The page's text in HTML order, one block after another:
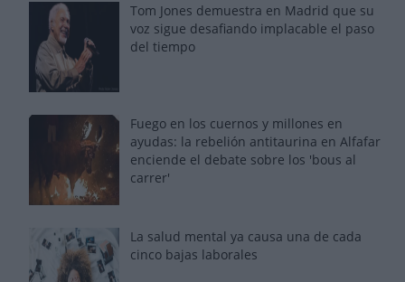
Tom Jones demuestra en Madrid que su
voz sigue desafiando implacable el paso
del tiempo
Fuego en los cuernos y millones en
ayudas: la rebelión antitaurina en Alfafar
enciende el debate sobre los 'bous al
carrer'
La salud mental ya causa una de cada
cinco bajas laborales